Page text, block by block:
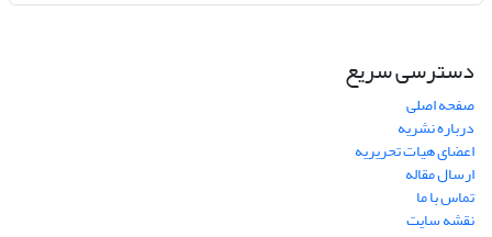
دسترسی سریع
صفحه اصلی
درباره نشریه
اعضای هیات تحریریه
ارسال مقاله
تماس با ما
نقشه سایت